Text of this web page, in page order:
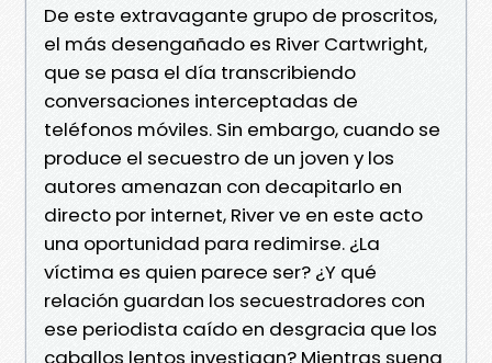
De este extravagante grupo de proscritos,
el más desengañado es River Cartwright,
que se pasa el día transcribiendo
conversaciones interceptadas de
teléfonos móviles. Sin embargo, cuando se
produce el secuestro de un joven y los
autores amenazan con decapitarlo en
directo por internet, River ve en este acto
una oportunidad para redimirse. ¿La
víctima es quien parece ser? ¿Y qué
relación guardan los secuestradores con
ese periodista caído en desgracia que los
caballos lentos investigan? Mientras suena